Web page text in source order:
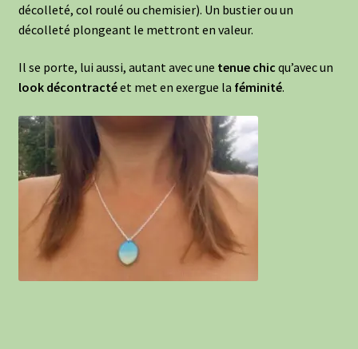
décolleté, col roulé ou chemisier). Un bustier ou un
décolleté plongeant le mettront en valeur.
Il se porte, lui aussi, autant avec une tenue chic qu’avec un
look décontractéet met en exergue la féminité.